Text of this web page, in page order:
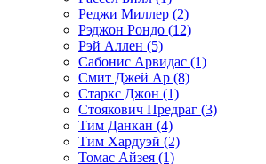
Реджи Миллер (2)
Рэджон Рондо (12)
Рэй Аллен (5)
Сабонис Арвидас (1)
Смит Джей Ар (8)
Старкс Джон (1)
Стоякович Предраг (3)
Тим Данкан (4)
Тим Хардуэй (2)
Томас Айзея (1)